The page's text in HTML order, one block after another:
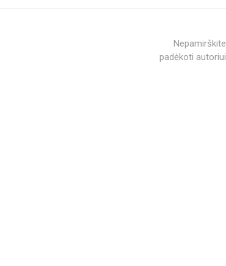
Nepamirškite
padėkoti autoriui